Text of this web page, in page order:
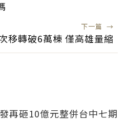
下一篇 →
移轉破6萬棟 僅高雄量縮
再砸10億元整併台中七期